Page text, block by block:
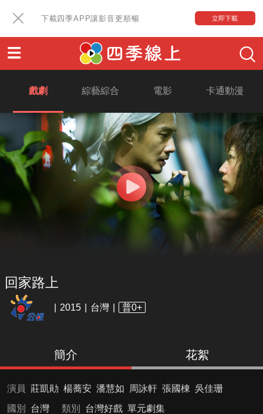
下載四季APP讓影音更順暢 立即下載
戲劇 綜藝綜合 電影 卡通動漫
回家路上
2015 台灣 普0+
簡介 花絮
演員 莊凱勛 楊蕎安 潘慧如 周詠軒 張國棟 吳佳珊
國別
台灣 類別 台灣好戲 單元劇集